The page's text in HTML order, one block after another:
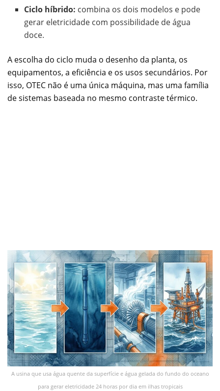
Ciclo híbrido: combina os dois modelos e pode
gerar eletricidade com possibilidade de água
doce.
A escolha do ciclo muda o desenho da planta, os
equipamentos, a eficiência e os usos secundários. Por
isso, OTEC não é uma única máquina, mas uma família
de sistemas baseada no mesmo contraste térmico.
A usina que usa água quente da superfície e água gelada do fundo do oceano
para gerar eletricidade 24 horas por dia em ilhas tropicais